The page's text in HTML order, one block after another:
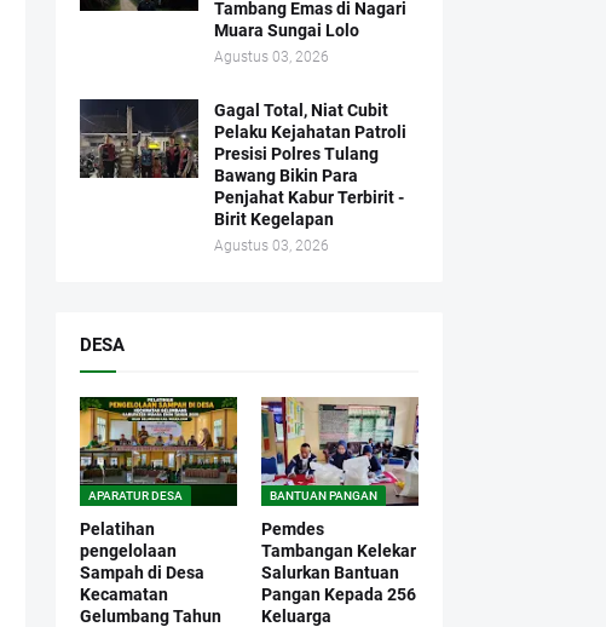
Tambang Emas di Nagari
Muara Sungai Lolo
Agustus 03, 2026
Gagal Total, Niat Cubit
Pelaku Kejahatan Patroli
Presisi Polres Tulang
Bawang Bikin Para
Penjahat Kabur Terbirit -
Birit Kegelapan
Agustus 03, 2026
DESA
APARATUR DESA
Pelatihan
pengelolaan
Sampah di Desa
Kecamatan
Gelumbang Tahun
BANTUAN PANGAN
Pemdes
Tambangan Kelekar
Salurkan Bantuan
Pangan Kepada 256
Keluarga